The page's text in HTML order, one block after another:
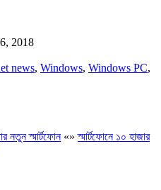
2018
news, Windows, Windows PC,
নতুন স্মার্টফোন«»স্মার্টফোনে ১০ হাজার